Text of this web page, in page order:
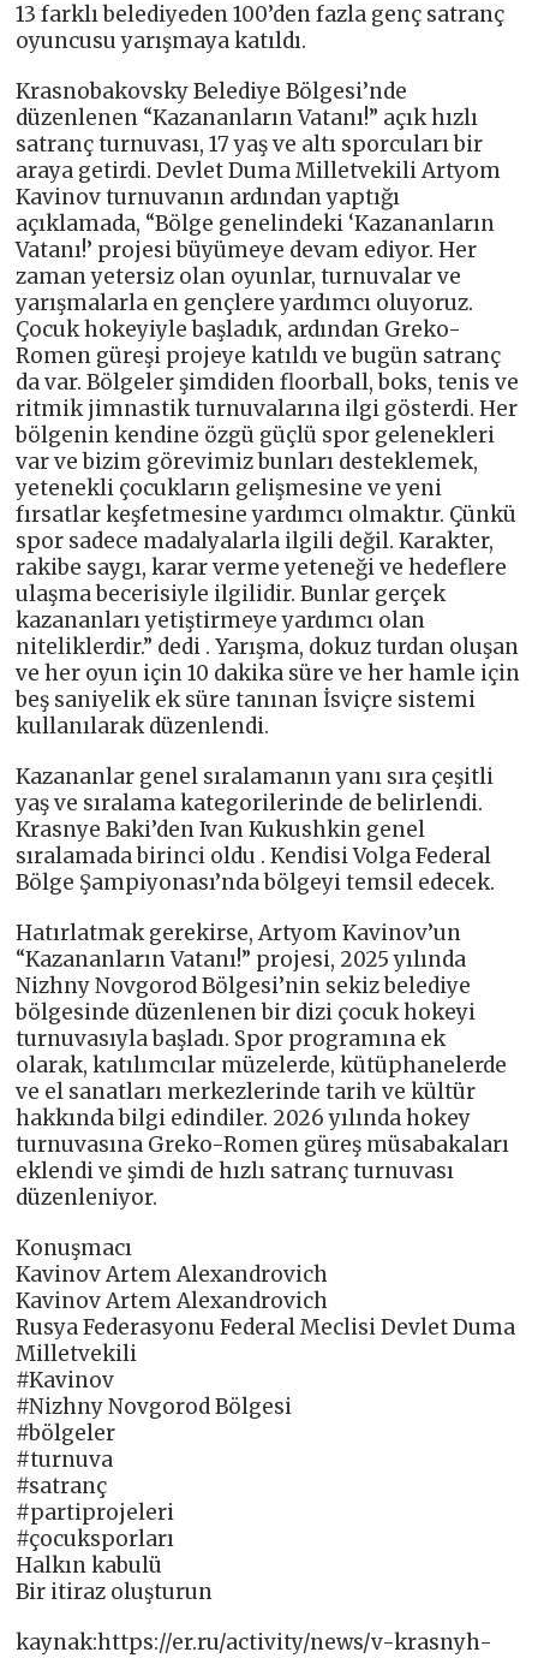
13 farklı belediyeden 100’den fazla genç satranç
oyuncusu yarışmaya katıldı.
Krasnobakovsky Belediye Bölgesi’nde
düzenlenen “Kazananların Vatanı!” açık hızlı
satranç turnuvası, 17 yaş ve altı sporcuları bir
araya getirdi. Devlet Duma Milletvekili Artyom
Kavinov turnuvanın ardından yaptığı
açıklamada, “Bölge genelindeki ‘Kazananların
Vatanı!’ projesi büyümeye devam ediyor. Her
zaman yetersiz olan oyunlar, turnuvalar ve
yarışmalarla en gençlere yardımcı oluyoruz.
Çocuk hokeyiyle başladık, ardından Greko-
Romen güreşi projeye katıldı ve bugün satranç
da var. Bölgeler şimdiden floorball, boks, tenis ve
ritmik jimnastik turnuvalarına ilgi gösterdi. Her
bölgenin kendine özgü güçlü spor gelenekleri
var ve bizim görevimiz bunları desteklemek,
yetenekli çocukların gelişmesine ve yeni
fırsatlar keşfetmesine yardımcı olmaktır. Çünkü
spor sadece madalyalarla ilgili değil. Karakter,
rakibe saygı, karar verme yeteneği ve hedeflere
ulaşma becerisiyle ilgilidir. Bunlar gerçek
kazananları yetiştirmeye yardımcı olan
niteliklerdir.” dedi . Yarışma, dokuz turdan oluşan
ve her oyun için 10 dakika süre ve her hamle için
beş saniyelik ek süre tanınan İsviçre sistemi
kullanılarak düzenlendi.
Kazananlar genel sıralamanın yanı sıra çeşitli
yaş ve sıralama kategorilerinde de belirlendi.
Krasnye Baki’den Ivan Kukushkin genel
sıralamada birinci oldu . Kendisi Volga Federal
Bölge Şampiyonası’nda bölgeyi temsil edecek.
Hatırlatmak gerekirse, Artyom Kavinov’un
“Kazananların Vatanı!” projesi, 2025 yılında
Nizhny Novgorod Bölgesi’nin sekiz belediye
bölgesinde düzenlenen bir dizi çocuk hokeyi
turnuvasıyla başladı. Spor programına ek
olarak, katılımcılar müzelerde, kütüphanelerde
ve el sanatları merkezlerinde tarih ve kültür
hakkında bilgi edindiler. 2026 yılında hokey
turnuvasına Greko-Romen güreş müsabakaları
eklendi ve şimdi de hızlı satranç turnuvası
düzenleniyor.
Konuşmacı
Kavinov Artem Alexandrovich
Kavinov Artem Alexandrovich
Rusya Federasyonu Federal Meclisi Devlet Duma
Milletvekili
#Kavinov
#Nizhny Novgorod Bölgesi
#bölgeler
#turnuva
#satranç
#partiprojeleri
#çocuksporları
Halkın kabulü
Bir itiraz oluşturun
kaynak:https://er.ru/activity/news/v-krasnyh-